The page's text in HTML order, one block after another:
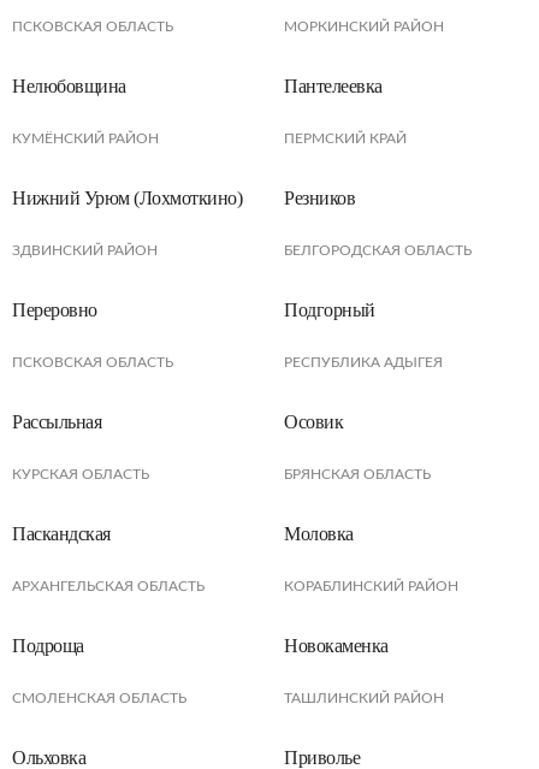
ПСКОВСКАЯ ОБЛАСТЬ МОРКИНСКИЙ РАЙОН
Нелюбовщина
КУМЁНСКИЙ РАЙОН
Пантелеевка
ПЕРМСКИЙ КРАЙ
Нижний Урюм (Лохмоткино)
ЗДВИНСКИЙ РАЙОН
Резников
БЕЛГОРОДСКАЯ ОБЛАСТЬ
Переровно
ПСКОВСКАЯ ОБЛАСТЬ
Подгорный
РЕСПУБЛИКА АДЫГЕЯ
Рассыльная
КУРСКАЯ ОБЛАСТЬ
Осовик
БРЯНСКАЯ ОБЛАСТЬ
Паскандская
АРХАНГЕЛЬСКАЯ ОБЛАСТЬ
Моловка
КОРАБЛИНСКИЙ РАЙОН
Подроща
СМОЛЕНСКАЯ ОБЛАСТЬ
Новокаменка
ТАШЛИНСКИЙ РАЙОН
Ольховка Приволье